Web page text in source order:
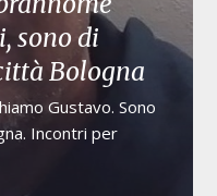
sono di
Bologna
Gustavo. Sono
Incontri per